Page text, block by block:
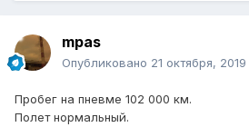
mpas
Опубликовано 21 октября, 2019
Пробег на пневме 102 000 км.
Полет нормальный.